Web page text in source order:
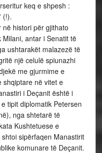
keq e shpesh :
(!).
histori për gjithato
antar i Senatit të
ushtarakët malazezë të
një celulë spiunazhi
me gjurmime e
shqiptare në vitet e
i Deçanit është i
tipit diplomatik Petersen
nga shtetarë të
Kushtetuese e
sipërfaqen Manastirit
komunare të Deçanit.